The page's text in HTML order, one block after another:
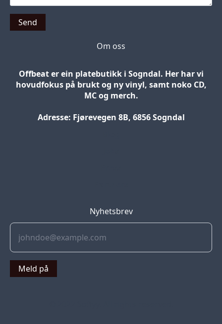
Send
Om oss
Offbeat er ein platebutikk i Sogndal. Her har vi
hovudfokus på brukt og ny vinyl, samt noko CD,
MC og merch.
Adresse: Fjørevegen 8B, 6856 Sogndal
Nyhetsbrev
Meld på